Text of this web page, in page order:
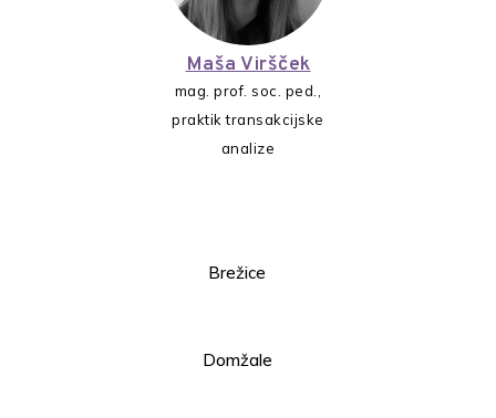
Maša Viršček
mag. prof. soc. ped.,
praktik transakcijske
analize
Brežice
Domžale